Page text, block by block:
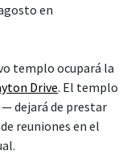
en
templo ocupará la
Drive. El templo
— dejará de prestar
reuniones en el